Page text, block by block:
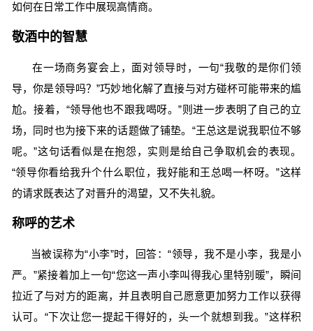
如何在日常工作中展现高情商。
敬酒中的智慧
在一场商务宴会上，面对领导时，一句“我敬的是你们领
导，你是领导吗？”巧妙地化解了直接与对方碰杯可能带来的尴
尬。接着，“领导他也不跟我喝呀。”则进一步表明了自己的立
场，同时也为接下来的话题做了铺垫。“王总这是说我职位不够
呢。”这句话看似是在抱怨，实则是给自己争取机会的表现。
“领导你看给我升个什么职位，我好能和王总喝一杯呀。”这样
的请求既表达了对晋升的渴望，又不失礼貌。
称呼的艺术
当被误称为“小李”时，回答：“领导，我不是小李，我是小
严。”紧接着加上一句“您这一声小李叫得我心里特别暖”，瞬间
拉近了与对方的距离，并且表明自己愿意更加努力工作以获得
认可。“下次让您一提起干得好的，头一个就想到我。”这样积